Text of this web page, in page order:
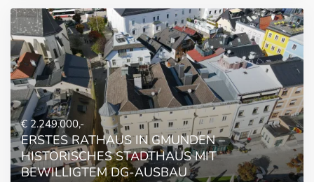
€ 2.249.000,-
ERSTES RATHAUS IN GMUNDEN –
HISTORISCHES STADTHAUS MIT
BEWILLIGTEM DG-AUSBAU